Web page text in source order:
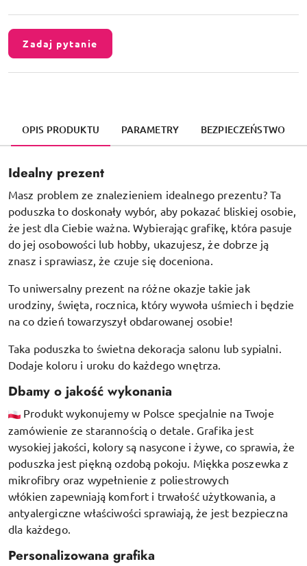
Zadaj pytanie
OPIS PRODUKTU PARAMETRY BEZPIECZEŃSTWO
Idealny prezent
Masz problem ze znalezieniem idealnego prezentu? Ta
poduszka to doskonały wybór, aby pokazać bliskiej osobie,
że jest dla Ciebie ważna. Wybierając grafikę, która pasuje
do jej osobowości lub hobby, ukazujesz, że dobrze ją
znasz i sprawiasz, że czuje się doceniona.
To uniwersalny prezent na różne okazje takie jak
urodziny, święta, rocznica, który wywoła uśmiech i będzie
na co dzień towarzyszył obdarowanej osobie!
Taka poduszka to świetna dekoracja salonu lub sypialni.
Dodaje koloru i uroku do każdego wnętrza.
Dbamy o jakość wykonania
Produkt wykonujemy w Polsce specjalnie na Twoje
zamówienie ze starannością o detale. Grafika jest
wysokiej jakości, kolory są nasycone i żywe, co sprawia, że
poduszka jest piękną ozdobą pokoju. Miękka poszewka z
mikrofibry oraz wypełnienie z poliestrowych
włókien zapewniają komfort i trwałość użytkowania, a
antyalergiczne właściwości sprawiają, że jest bezpieczna
dla każdego.
Personalizowana grafika